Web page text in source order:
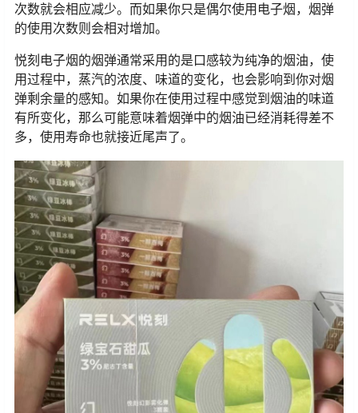
次数就会相应减少。而如果你只是偶尔使用电子烟，烟弹
的使用次数则会相对增加。
悦刻电子烟的烟弹通常采用的是口感较为纯净的烟油，使
用过程中，蒸汽的浓度、味道的变化，也会影响到你对烟
弹剩余量的感知。如果你在使用过程中感觉到烟油的味道
有所变化，那么可能意味着烟弹中的烟油已经消耗得差不
多，使用寿命也就接近尾声了。